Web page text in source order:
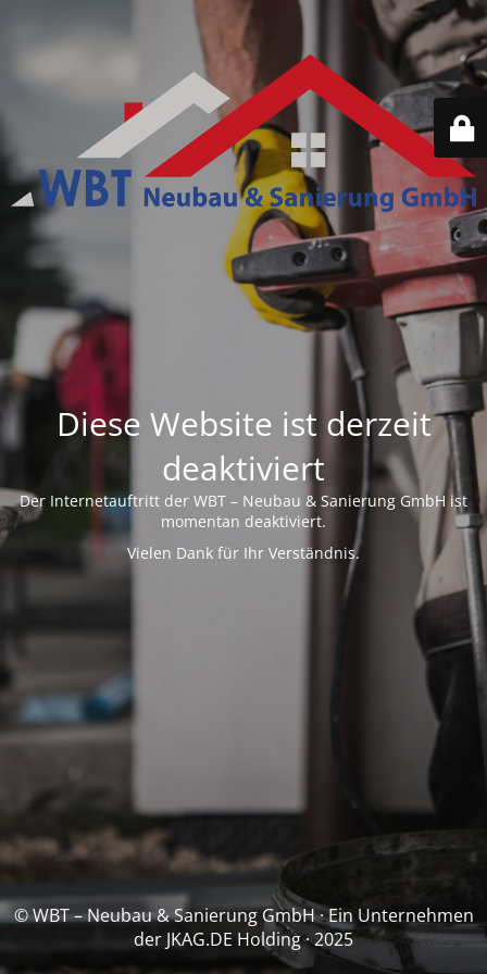
Diese Website ist derzeit
deaktiviert
Der Internetauftritt der WBT – Neubau & Sanierung GmbH ist
momentan deaktiviert.
Vielen Dank für Ihr Verständnis.
© WBT – Neubau & Sanierung GmbH · Ein Unternehmen
der JKAG.DE Holding · 2025